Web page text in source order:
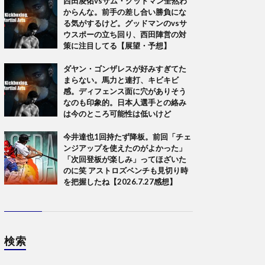
からんな。前手の差し合い勝負にな
る気がするけど。グッドマンのvsサ
ウスポーの立ち回り、西田陣営の対
策に注目してる【展望・予想】
ダヤン・ゴンザレスが好みすぎてた
まらない。馬力と連打、キビキビ
感。ディフェンス面に穴がありそう
なのも印象的。日本人選手との絡み
は今のところ可能性は低いけど
今井達也1回持たず降板。前回「チェ
ンジアップを使えたのがよかった」
「次回登板が楽しみ」ってほざいた
のに笑 アストロズベンチも見切り時
を把握したね【2026.7.27感想】
検索